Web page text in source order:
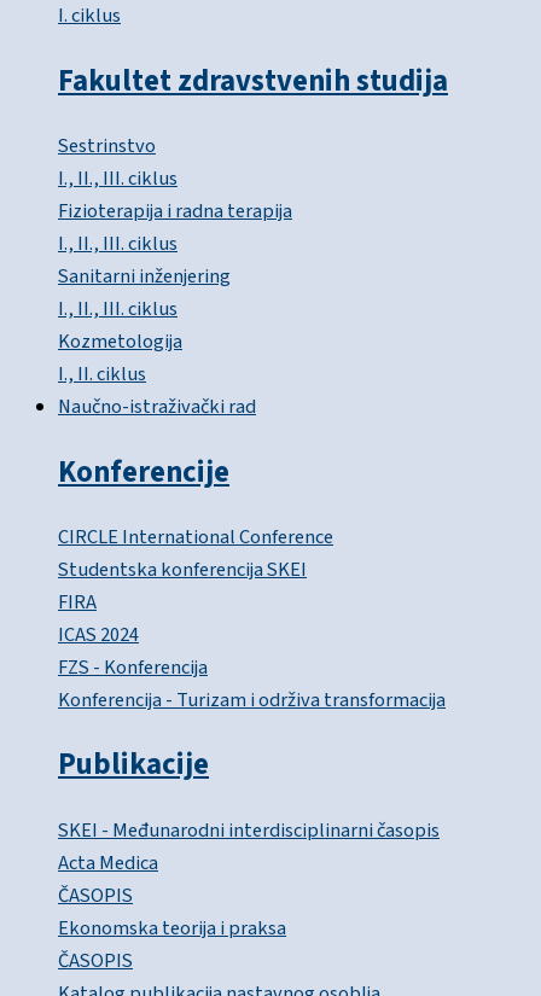
I. ciklus
Fakultet zdravstvenih studija
Sestrinstvo
I., II., III. ciklus
Fizioterapija i radna terapija
I., II., III. ciklus
Sanitarni inženjering
I., II., III. ciklus
Kozmetologija
I., II. ciklus
Naučno-istraživački rad
Konferencije
CIRCLE International Conference
Studentska konferencija SKEI
FIRA
ICAS 2024
FZS - Konferencija
Konferencija - Turizam i održiva transformacija
Publikacije
SKEI - Međunarodni interdisciplinarni časopis
Acta Medica
ČASOPIS
Ekonomska teorija i praksa
ČASOPIS